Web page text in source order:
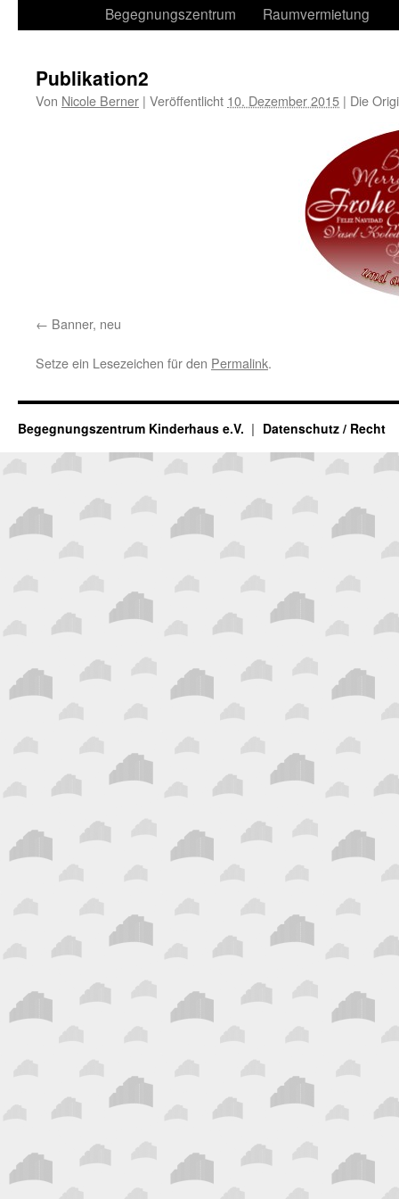
Begegnungszentrum
Raumvermietung
Publikation2
Von Nicole Berner | Veröffentlicht 10. Dezember 2015 | Die
Banner, neu
Setze ein Lesezeichen für den Permalink.
Begegnungszentrum Kinderhaus e.V. Datenschutz / Recht